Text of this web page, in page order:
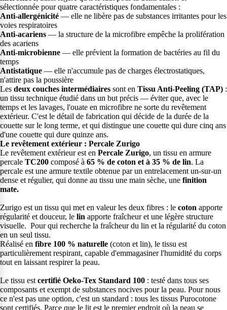
sélectionnée pour quatre caractéristiques fondamentales :
Anti-allergénicité — elle ne libère pas de substances irritantes pour les
voies respiratoires
Anti-acariens — la structure de la microfibre empêche la prolifération
des acariens
Anti-microbienne — elle prévient la formation de bactéries au fil du
temps
Antistatique — elle n'accumule pas de charges électrostatiques,
n'attire pas la poussière
Les deux couches intermédiaires sont en Tissu Anti-Peeling (TAP) :
un tissu technique étudié dans un but précis — éviter que, avec le
temps et les lavages, l'ouate en microfibre ne sorte du revêtement
extérieur. C'est le détail de fabrication qui décide de la durée de la
couette sur le long terme, et qui distingue une couette qui dure cinq ans
d'une couette qui dure quinze ans.
Le revêtement extérieur : Percale Zurigo
Le revêtement extérieur est en Percale Zurigo, un tissu en armure
percale TC200 composé à 65 % de coton et à 35 % de lin. La
percale est une armure textile obtenue par un entrelacement un-sur-un
dense et régulier, qui donne au tissu une main sèche, une finition
mate.
Zurigo est un tissu qui met en valeur les deux fibres : le coton apporte
régularité et douceur, le lin apporte fraîcheur et une légère structure
visuelle. Pour qui recherche la fraîcheur du lin et la régularité du coton
en un seul tissu.
Réalisé en fibre 100 % naturelle (coton et lin), le tissu est
particulièrement respirant, capable d'emmagasiner l'humidité du corps
tout en laissant respirer la peau.
Le tissu est certifié Oeko-Tex Standard 100 : testé dans tous ses
composants et exempt de substances nocives pour la peau. Pour nous
ce n'est pas une option, c'est un standard : tous les tissus Purocotone
sont certifiés. Parce que le lit est le premier endroit où la peau se